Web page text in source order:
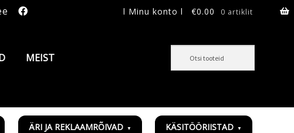
€0.00 0 artiklit
l Minu konto l
MEIST
ÄRI JA REKLAAMRÕIVAD KÄSITÖÖRIISTAD